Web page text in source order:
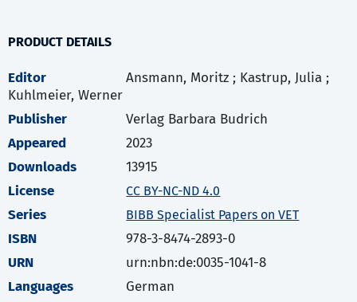
PRODUCT DETAILS
Editor
Ansmann, Moritz ; Kastrup, Julia ;
Kuhlmeier, Werner
Publisher
Verlag Barbara Budrich
Appeared
2023
Downloads
13915
License
CC BY-NC-ND 4.0
Series BIBB Specialist Papers on VET
ISBN
978-3-8474-2893-0
URN
urn:nbn:de:0035-1041-8
Languages
German